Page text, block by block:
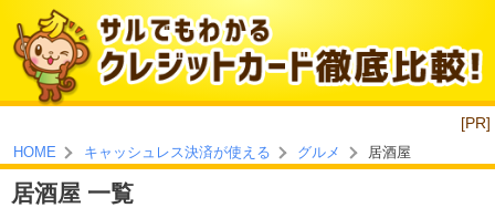
[PR]
HOME キャッシュレス決済が使える グルメ 居酒屋
居酒屋 一覧